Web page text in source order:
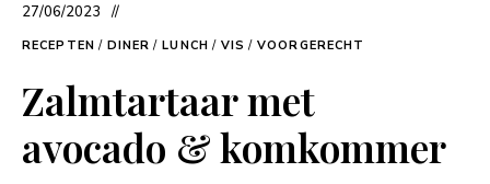
27/06/2023
RECEPTEN / DINER / LUNCH / VIS / VOORGERECHT
Zalmtartaar met
avocado & komkommer